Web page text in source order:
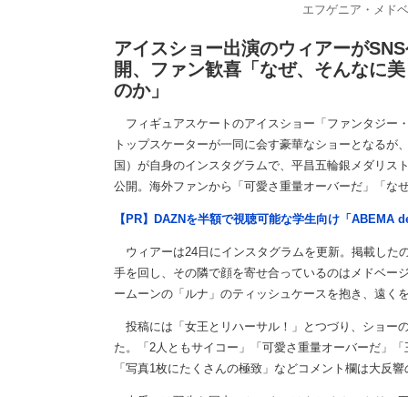
エフゲニア・メド
アイスショー出演のウィアーが
開、ファン歓喜「なぜ、そんなに
のか」
フィギュアスケートのアイスショー「ファンタジー
トップスケーターが一同に会す豪華なショーとなる
国）が自身のインスタグラムで、平昌五輪銀メダリス
公開。海外ファンから「可愛さ重量オーバーだ」「な
【PR】DAZNを半額で視聴可能な学生向け「ABEMA
ウィアーは24日にインスタグラムを更新。掲載した
手を回し、その隣で顔を寄せ合っているのはメドベー
ームーンの「ルナ」のティッシュケースを抱き、遠く
投稿には「女王とリハーサル！」とつづり、ショー
た。「2人ともサイコー」「可愛さ重量オーバーだ」
「写真1枚にたくさんの極致」などコメント欄は大反